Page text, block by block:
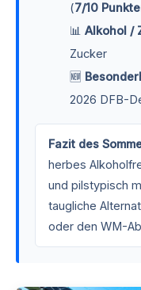
(7/10
📊 Alkohol /
Zucker
🆕
2026 DFB-
Fazit des
herbes
und pilstypisch
taugliche
oder den WM-